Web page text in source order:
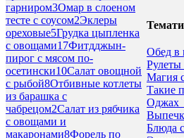
гарниром3Омар в слоеном
тесте с соусом2Эклеры
ореховые5Грудка цыпленка
с овощами17Фитдджын-
пирог с мясом по-
осетински10Салат овощной
с рыбой8Отбивные котлеты
из барашка с
чабрецом2Салат из рябчика
с овощами и
макаронами8Форель по
Обед в
Магия
Такие
Блюда